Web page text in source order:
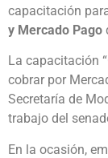
capacitación
y Mercado Pago
La capacitación
cobrar por
Secretaría de
trabajo del
En la ocasión,